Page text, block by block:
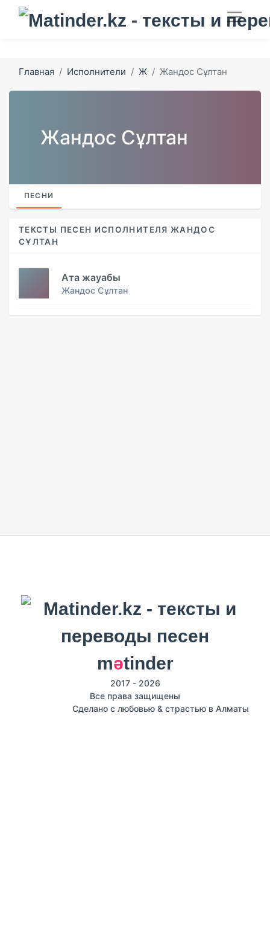
Главная Исполнители Ж Жандос Сұлтан
Жандос Сұлтан
ПЕСНИ
ТЕКСТЫ ПЕСЕН ИСПОЛНИТЕЛЯ ЖАНДОС
СҰЛТАН
Ата жауабы
Жандос Сұлтан
mәtinder
2017 - 2026
Все права защищены
Сделано с любовью & страстью в Алматы